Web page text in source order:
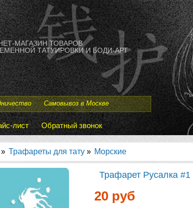
МАГАЗИН ТОВАРОВ
ТАТУИРОВКИ И БОДИ-АРТ
Самовывоз в Москве
лист Обратный звонок
» Трафареты для тату » Морские
Трафарет Русалка #1
20 руб